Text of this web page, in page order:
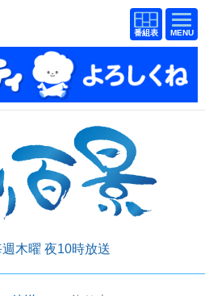
番組
表
番組
表
映画
報道
スポーツ
エンタメ
ファンクラブ
木曜 夜10時放送